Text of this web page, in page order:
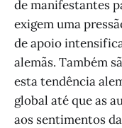
de manifestantes
exigem uma
de apoio
alemãs. Também
esta tendência
global até que as
aos sentimentos